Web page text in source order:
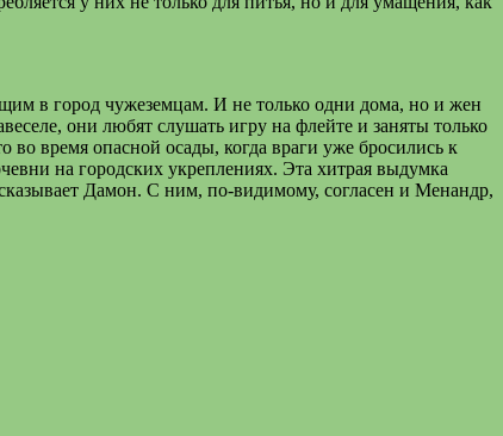
в город чужеземцам. И не только одни дома, но и жен
они любят слушать игру на флейте и заняты только
время опасной осады, когда враги уже бросились к
на городских укреплениях. Эта хитрая выдумка
Дамон. С ним, по-видимому, согласен и Менандр,